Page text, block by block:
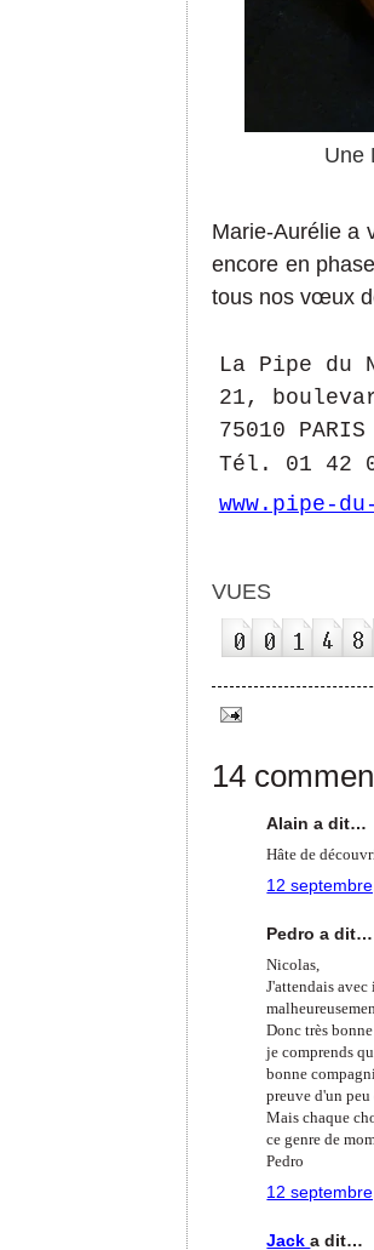
Une
Marie-Aurélie a
encore en
tous nosvœux
La Pipe du
21,
75010 PARIS
Tél. 01 42
www.pipe-
VUES
14
Alain a dit…
Hâte de
12
Pedro a dit…
Nicolas,
J'attendais
Donc très
je comprends
bonne
preuve d'un peu
Mais chaque
ce genre de
Pedro
12
Jacka dit…